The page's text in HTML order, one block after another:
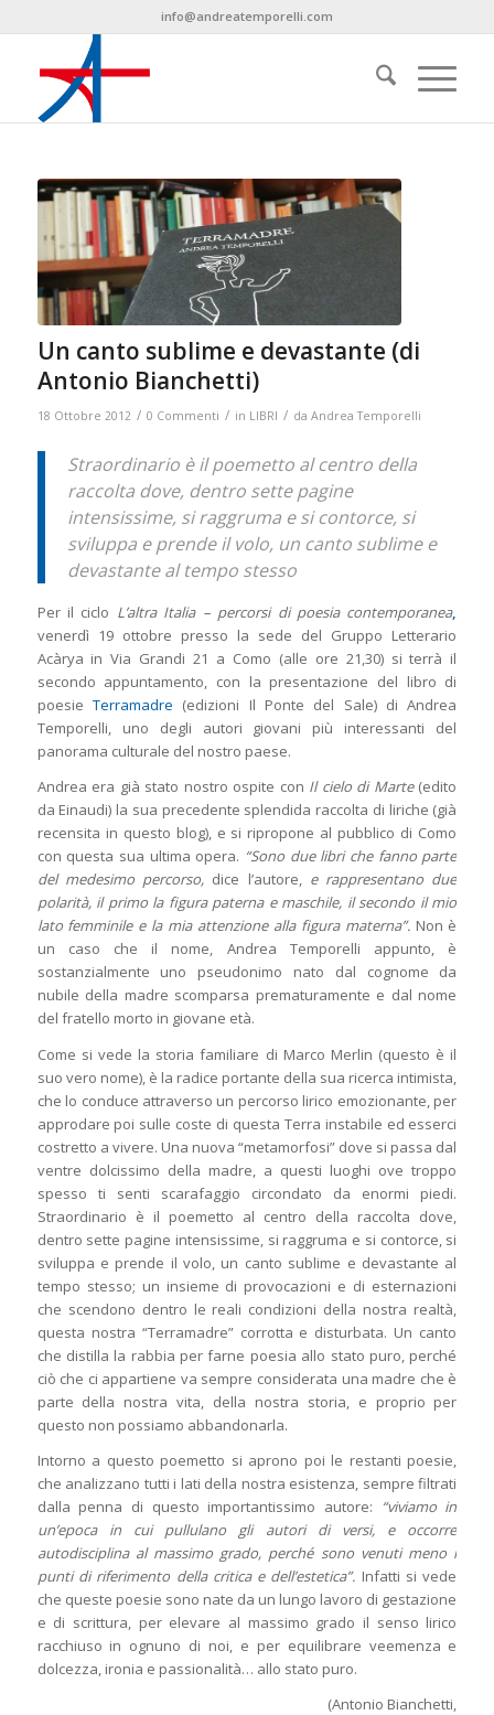
info@andreatemporelli.com
Un canto sublime e devastante (di
Antonio Bianchetti)
18 Ottobre 2012 / 0 Commenti / in LIBRI / da Andrea Temporelli
Straordinario è il poemetto al centro della
raccolta dove, dentro sette pagine
intensissime, si raggruma e si contorce, si
sviluppa e prende il volo, un canto sublime e
devastante al tempo stesso
Per il ciclo L’altra Italia – percorsi di poesia contemporanea,
venerdì 19 ottobre presso la sede del Gruppo Letterario
Acàrya in Via Grandi 21 a Como (alle ore 21,30) si terrà il
secondo appuntamento, con la presentazione del libro di
poesie Terramadre (edizioni Il Ponte del Sale) di Andrea
Temporelli, uno degli autori giovani più interessanti del
panorama culturale del nostro paese.
Andrea era già stato nostro ospite con Il cielo di Marte(edito
da Einaudi) la sua precedente splendida raccolta di liriche (già
recensita in questo blog), e si ripropone al pubblico di Como
con questa sua ultima opera. “Sono due libri che fanno parte
del medesimo percorso, dice l’autore, e rappresentano due
polarità, il primo la figura paterna e maschile, il secondo il mio
lato femminile e la mia attenzione alla figura materna”. Non è
un caso che il nome, Andrea Temporelli appunto, è
sostanzialmente uno pseudonimo nato dal cognome da
nubile della madre scomparsa prematuramente e dal nome
del fratello morto in giovane età.
Come si vede la storia familiare di Marco Merlin (questo è il
suo vero nome), è la radice portante della sua ricerca intimista,
che lo conduce attraverso un percorso lirico emozionante, per
approdare poi sulle coste di questa Terra instabile ed esserci
costretto a vivere. Una nuova “metamorfosi” dove si passa dal
ventre dolcissimo della madre, a questi luoghi ove troppo
spesso ti senti scarafaggio circondato da enormi piedi.
Straordinario è il poemetto al centro della raccolta dove,
dentro sette pagine intensissime, si raggruma e si contorce, si
sviluppa e prende il volo, un canto sublime e devastante al
tempo stesso; un insieme di provocazioni e di esternazioni
che scendono dentro le reali condizioni della nostra realtà,
questa nostra “Terramadre” corrotta e disturbata. Un canto
che distilla la rabbia per farne poesia allo stato puro, perché
ciò che ci appartiene va sempre considerata una madre che è
parte della nostra vita, della nostra storia, e proprio per
questo non possiamo abbandonarla.
Intorno a questo poemetto si aprono poi le restanti poesie,
che analizzano tutti i lati della nostra esistenza, sempre filtrati
dalla penna di questo importantissimo autore:
“viviamo in
un’epoca in cui pullulano gli autori di versi, e occorre
autodisciplina al massimo grado, perché sono venuti meno i
punti di riferimento della critica e dell’estetica”. Infatti si vede
che queste poesie sono nate da un lungo lavoro di gestazione
e di scrittura, per elevare al massimo grado il senso lirico
racchiuso in ognuno di noi, e per equilibrare veemenza e
dolcezza, ironia e passionalità… allo stato puro.
(Antonio Bianchetti,